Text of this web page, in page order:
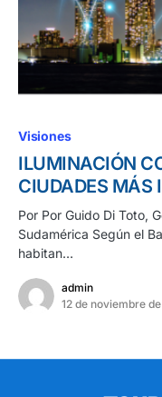
Visiones
ILUMINACIÓN
CIUDADES MÁS
Por Por Guido Di Toto,
Sudamérica Según el
habitan…
admin
12 de noviembre